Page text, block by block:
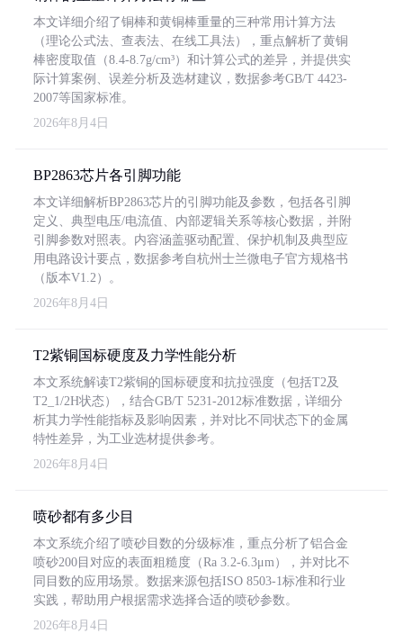
本文详细介绍了铜棒和黄铜棒重量的三种常用计算方法
（理论公式法、查表法、在线工具法），重点解析了黄铜
棒密度取值（8.4-8.7g/cm³）和计算公式的差异，并提供实
际计算案例、误差分析及选材建议，数据参考GB/T 4423-
2007等国家标准。
2026年8月4日
BP2863芯片各引脚功能
本文详细解析BP2863芯片的引脚功能及参数，包括各引脚
定义、典型电压/电流值、内部逻辑关系等核心数据，并附
引脚参数对照表。内容涵盖驱动配置、保护机制及典型应
用电路设计要点，数据参考自杭州士兰微电子官方规格书
（版本V1.2）。
2026年8月4日
T2紫铜国标硬度及力学性能分析
本文系统解读T2紫铜的国标硬度和抗拉强度（包括T2及
T2_1/2H状态），结合GB/T 5231-2012标准数据，详细分
析其力学性能指标及影响因素，并对比不同状态下的金属
特性差异，为工业选材提供参考。
2026年8月4日
喷砂都有多少目
本文系统介绍了喷砂目数的分级标准，重点分析了铝合金
喷砂200目对应的表面粗糙度（Ra 3.2-6.3μm），并对比不
同目数的应用场景。数据来源包括ISO 8503-1标准和行业
实践，帮助用户根据需求选择合适的喷砂参数。
2026年8月4日